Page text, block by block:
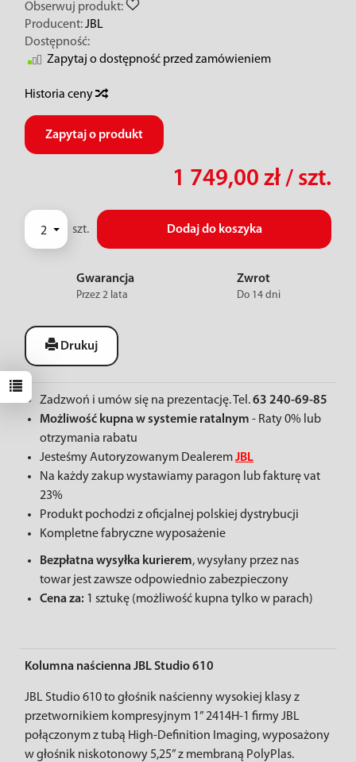
Obserwuj produkt:
Producent:JBL
Dostępność:
Zapytaj o dostępność przed zamówieniem
Historia ceny
Zapytaj o produkt
1 749,00 zł / szt.
szt. Dodaj do koszyka
Gwarancja
Przez 2 lata
Zwrot
Do 14 dni
Drukuj
Zadzwoń i umów się na prezentację. Tel.63 240-69-85
Możliwość kupna w systemie ratalnym - Raty 0% lub
otrzymania rabatu
Jesteśmy Autoryzowanym DealeremJBL
Na każdy zakup wystawiamy paragon lub fakturę vat
23%
Produkt pochodzi z oficjalnej polskiej dystrybucji
Kompletne fabryczne wyposażenie
Bezpłatna wysyłka kurierem, wysyłany przez nas
towar jest zawsze odpowiednio zabezpieczony
Cena za: 1 sztukę (możliwość kupna tylko w parach)
Kolumna naścienna JBL Studio 610
JBL Studio 610 to głośnik naścienny wysokiej klasy z
przetwornikiem kompresyjnym 1” 2414H-1 firmy JBL
połączonym z tubą High-Definition Imaging, wyposażony
w głośnik niskotonowy 5,25” z membraną PolyPlas.